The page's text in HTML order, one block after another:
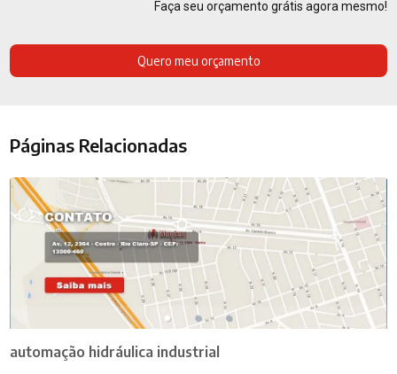
Faça seu orçamento grátis agora mesmo!
Quero meu orçamento
Páginas Relacionadas
automação hidráulica industrial